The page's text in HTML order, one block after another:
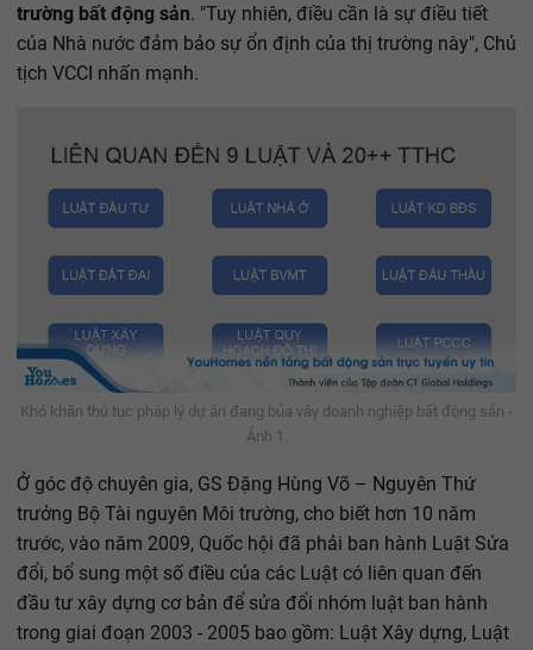
trường bất động sản. "Tuy nhiên, điều cần là sự điều tiết
của Nhà nước đảm bảo sự ổn định của thị trường này", Chủ
tịch VCCI nhấn mạnh.
Khó khăn thủ tục pháp lý dự án đang bủa vây doanh nghiệp bất động sản -
Ảnh 1.
Ở góc độ chuyên gia, GS Đặng Hùng Võ – Nguyên Thứ
trưởng Bộ Tài nguyên Môi trường, cho biết hơn 10 năm
trước, vào năm 2009, Quốc hội đã phải ban hành Luật Sửa
đổi, bổ sung một số điều của các Luật có liên quan đến
đầu tư xây dựng cơ bản để sửa đổi nhóm luật ban hành
trong giai đoạn 2003 - 2005 bao gồm: Luật Xây dựng, Luật